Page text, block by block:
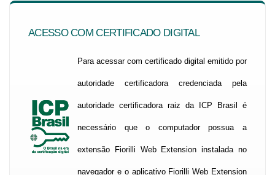
ACESSO COM CERTIFICADO DIGITAL
Para acessar com certificado digital emitido por
autoridade certificadora credenciada pela
autoridade certificadora raiz da ICP Brasil é
necessário que o computador possua a
extensão Fiorilli Web Extension instalada no
navegador e o aplicativo Fiorilli Web Extension